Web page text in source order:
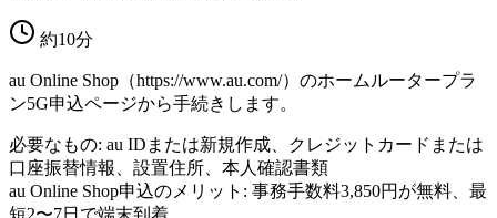
約10分
au Online Shop（https://www.au.com/）のホームルータープラ
ン5G申込ページから手続きします。
必要なもの: au IDまたは新規作成、クレジットカードまたは
口座振替情報、設置住所、本人確認書類
au Online Shop申込のメリット: 事務手数料3,850円が無料、最
短2〜7日で端末到着